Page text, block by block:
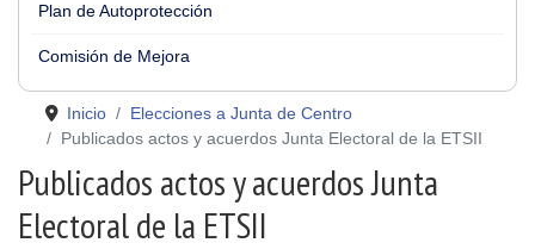
Plan de Autoprotección
Comisión de Mejora
Inicio
Elecciones a Junta de Centro
Publicados actos y acuerdos Junta Electoral de la ETSII
Publicados actos y acuerdos Junta
Electoral de la ETSII